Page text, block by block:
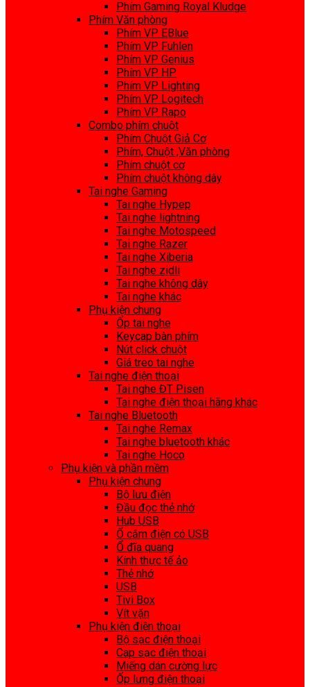
Phím Gaming Royal Kludge
Phím Văn phòng
Phím VP EBlue
Phím VP Fuhlen
Phím VP Genius
Phím VP HP
Phím VP Lighting
Phím VP Logitech
Phím VP Rapo
Combo phím chuột
Phím Chuột Giả Cơ
Phím, Chuột ,Văn phòng
Phím chuột cơ
Phím chuột không dây
Tai nghe Gaming
Tai nghe Hypep
Tai nghe lightning
Tai nghe Motospeed
Tai nghe Razer
Tai nghe Xiberia
Tai nghe zidli
Tai nghe không dây
Tai nghe khác
Phụ kiện chung
Ốp tai nghe
Keycap bàn phím
Nút click chuột
Giá treo tai nghe
Tai nghe điện thoại
Tai nghe ĐT Pisen
Tai nghe điện thoại hãng khác
Tai nghe Bluetooth
Tai nghe Remax
Tai nghe bluetooth khác
Tai nghe Hoco
Phụ kiện và phần mềm
Phụ kiện chung
Bộ lưu điện
Đầu đọc thẻ nhớ
Hub USB
Ổ cắm điện có USB
Ổ đĩa quang
Kính thực tế ảo
Thẻ nhớ
USB
Tivi Box
Vít vặn
Phụ kiện điện thoại
Bộ sạc điện thoại
Cap sạc điện thoại
Miếng dán cường lực
Ốp lưng điện thoại